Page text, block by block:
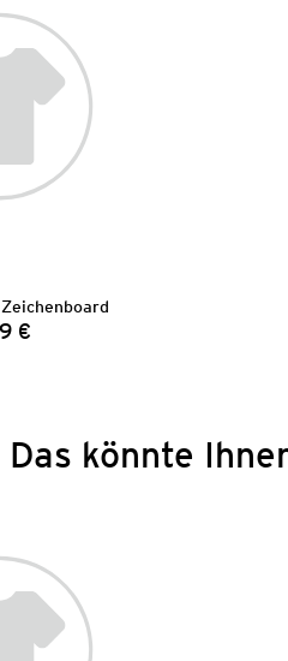
€
Das könnte